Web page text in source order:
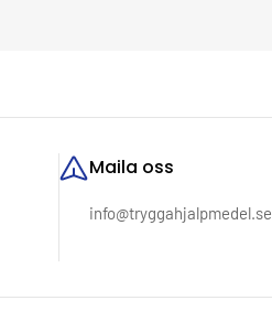
Maila oss
info@tryggahjalpmedel.se